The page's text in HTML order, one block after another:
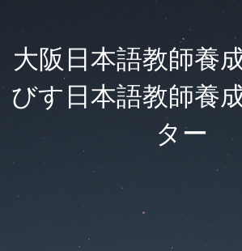
大阪日本語教師養
びす日本語教師養
ター